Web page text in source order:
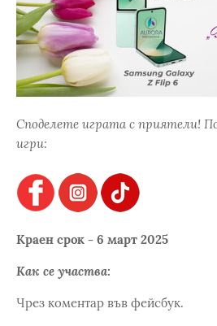
Споделете играта с приятели!
игри:
Краен срок - 6 март 2025
Как се участва:
Чрез коментар във фейсбук.